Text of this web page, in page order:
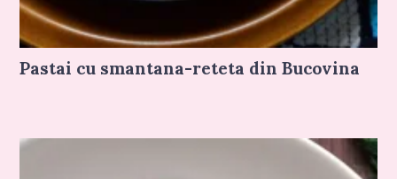
Pastai cu smantana-reteta din Bucovina